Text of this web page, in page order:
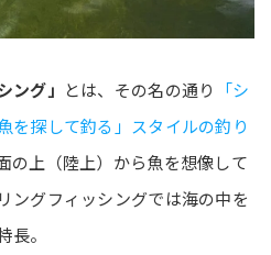
ング」 とは、その名の通り
「シ
を探して釣る」スタイルの釣り
の上（陸上）から魚を想像して
ングフィッシングでは海の中を
長。